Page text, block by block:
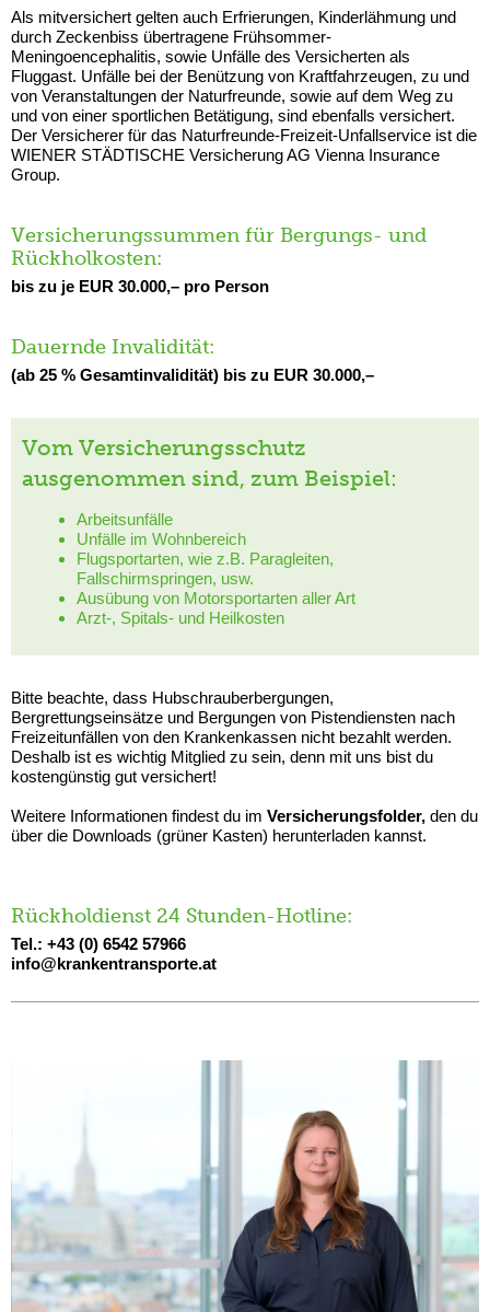
Als mitversichert gelten auch Erfrierungen, Kinderlähmung und
durch Zeckenbiss übertragene Frühsommer-
Meningoencephalitis, sowie Unfälle des Versicherten als
Fluggast. Unfälle bei der Benützung von Kraftfahrzeugen, zu und
von Veranstaltungen der Naturfreunde, sowie auf dem Weg zu
und von einer sportlichen Betätigung, sind ebenfalls versichert.
Der Versicherer für das Naturfreunde-Freizeit-Unfallservice ist die
WIENER STÄDTISCHE Versicherung AG Vienna Insurance
Group.
Versicherungssummen für Bergungs- und
Rückholkosten:
bis zu je EUR 30.000,– pro Person
Dauernde Invalidität:
(ab 25 % Gesamtinvalidität) bis zu EUR 30.000,–
Vom Versicherungsschutz
ausgenommen sind, zum Beispiel:
Arbeitsunfälle
Unfälle im Wohnbereich
Flugsportarten, wie z.B. Paragleiten,
Fallschirmspringen, usw.
Ausübung von Motorsportarten aller Art
Arzt-, Spitals- und Heilkosten
Bitte beachte, dass Hubschrauberbergungen,
Bergrettungseinsätze und Bergungen von Pistendiensten nach
Freizeitunfällen von den Krankenkassen nicht bezahlt werden.
Deshalb ist es wichtig Mitglied zu sein, denn mit uns bist du
kostengünstig gut versichert!
Weitere Informationen findest du im Versicherungsfolder, den du
über die Downloads (grüner Kasten) herunterladen kannst.
Rückholdienst 24 Stunden-Hotline:
Tel.: +43 (0) 6542 57966
info@krankentransporte.at